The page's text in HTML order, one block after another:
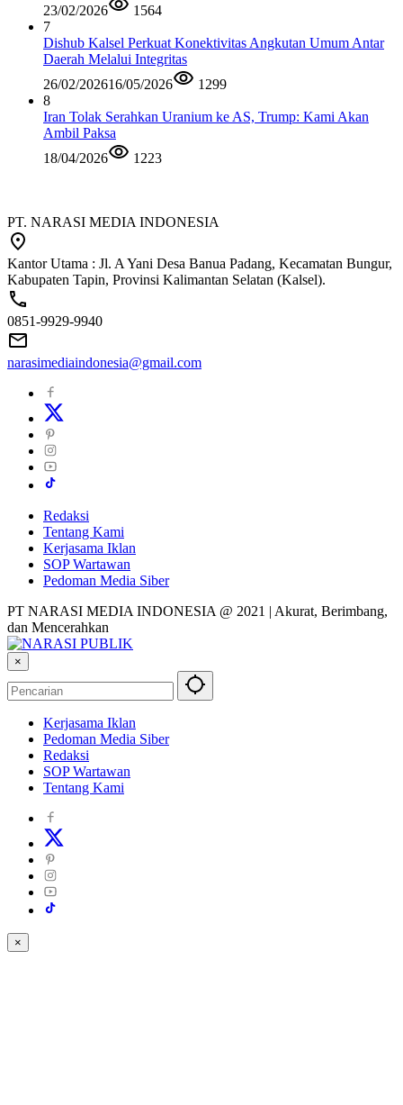
23/02/2026
1564
7
Dishub Kalsel Perkuat Konektivitas Angkutan Umum Antar
Daerah Melalui Integritas
26/02/202616/05/2026
1299
8
Iran Tolak Serahkan Uranium ke AS, Trump: Kami Akan
Ambil Paksa
18/04/2026
1223
PT. NARASI MEDIA INDONESIA
Kantor Utama : Jl. A Yani Desa Banua Padang, Kecamatan Bungur,
Kabupaten Tapin, Provinsi Kalimantan Selatan (Kalsel).
0851-9929-9940
narasimediaindonesia@gmail.com
Redaksi
Tentang Kami
Kerjasama Iklan
SOP Wartawan
Pedoman Media Siber
PT NARASI MEDIA INDONESIA @ 2021 | Akurat, Berimbang,
dan Mencerahkan
×
Kerjasama Iklan
Pedoman Media Siber
Redaksi
SOP Wartawan
Tentang Kami
×